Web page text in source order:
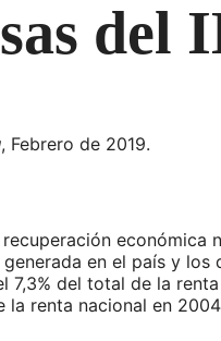
del
, Febrero de 2019.
económica
en el país y
7,3% del total de la
renta nacional en